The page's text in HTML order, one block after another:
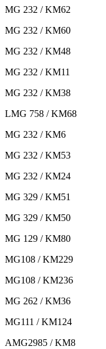
MG 232 / KM62
MG 232 / KM60
MG 232 / KM48
MG 232 / KM11
MG 232 / KM38
LMG 758 / KM68
MG 232 / KM6
MG 232 / KM53
MG 232 / KM24
MG 329 / KM51
MG 329 / KM50
MG 129 / KM80
MG108 / KM229
MG108 / KM236
MG 262 / KM36
MG111 / KM124
AMG2985 / KM8